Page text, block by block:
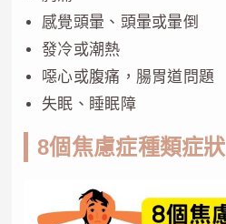
感覺頭暈、頭暈或暈倒
發冷或潮熱
噁心或腹痛，腸胃道問題
失眠、睡眠障
8個焦慮症種類症狀